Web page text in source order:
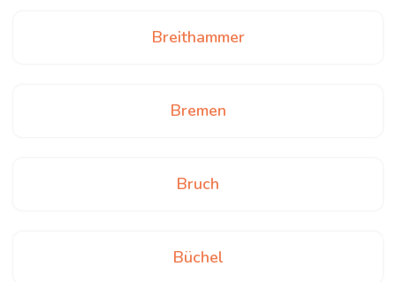
Breithammer
Bremen
Bruch
Büchel